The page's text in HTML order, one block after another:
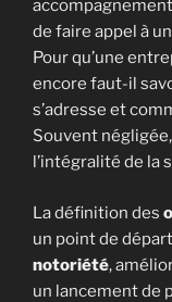
de faire appel à un
Pour qu’une
encore faut-il
s’adresse et
Souvent
l’intégralité de la
La définition des
un point de
notoriété,
un lancement de